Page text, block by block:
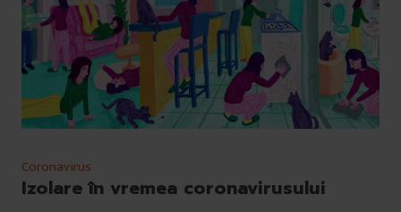
Coronavirus
Izolare în vremea coronavirusului